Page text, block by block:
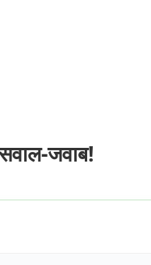
जवाब!